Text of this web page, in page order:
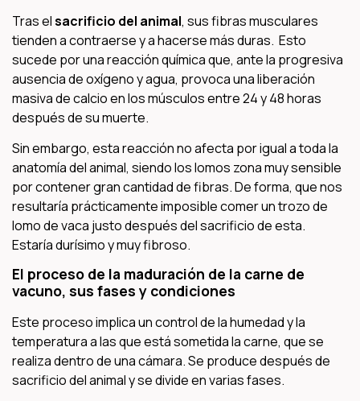
Tras elsacrificio del animal, sus fibras musculares
tienden a contraerse y a hacerse más duras. Esto
sucede por una reacción química que, ante la progresiva
ausencia de oxígeno y agua, provoca una liberación
masiva de calcio en los músculos entre 24 y 48 horas
después de su muerte.
Sin embargo, esta reacción no afecta por igual a toda la
anatomía del animal, siendo los lomos zona muy sensible
por contener gran cantidad de fibras. De forma, que nos
resultaría prácticamente imposible comer un trozo de
lomo de vaca justo después del sacrificio de esta.
Estaría durísimo y muy fibroso.
El proceso de la maduración de la carne de
vacuno, sus fases y condiciones
Este proceso implica un control de la humedad y la
temperatura a las que está sometida la carne, que se
realiza dentro de una cámara. Se produce después de
sacrificio del animal y se divide en varias fases.